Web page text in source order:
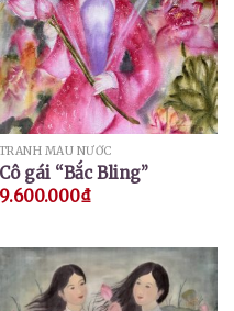
TRANH MÀU NƯỚC
Cô gái “Bắc Bling”
9.600.000₫